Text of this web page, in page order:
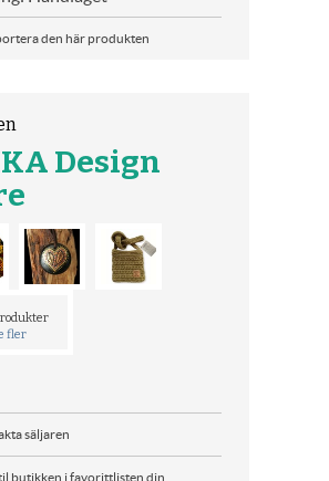
den här produkten
Design
fler
säljaren
butikken i favorittlisten din